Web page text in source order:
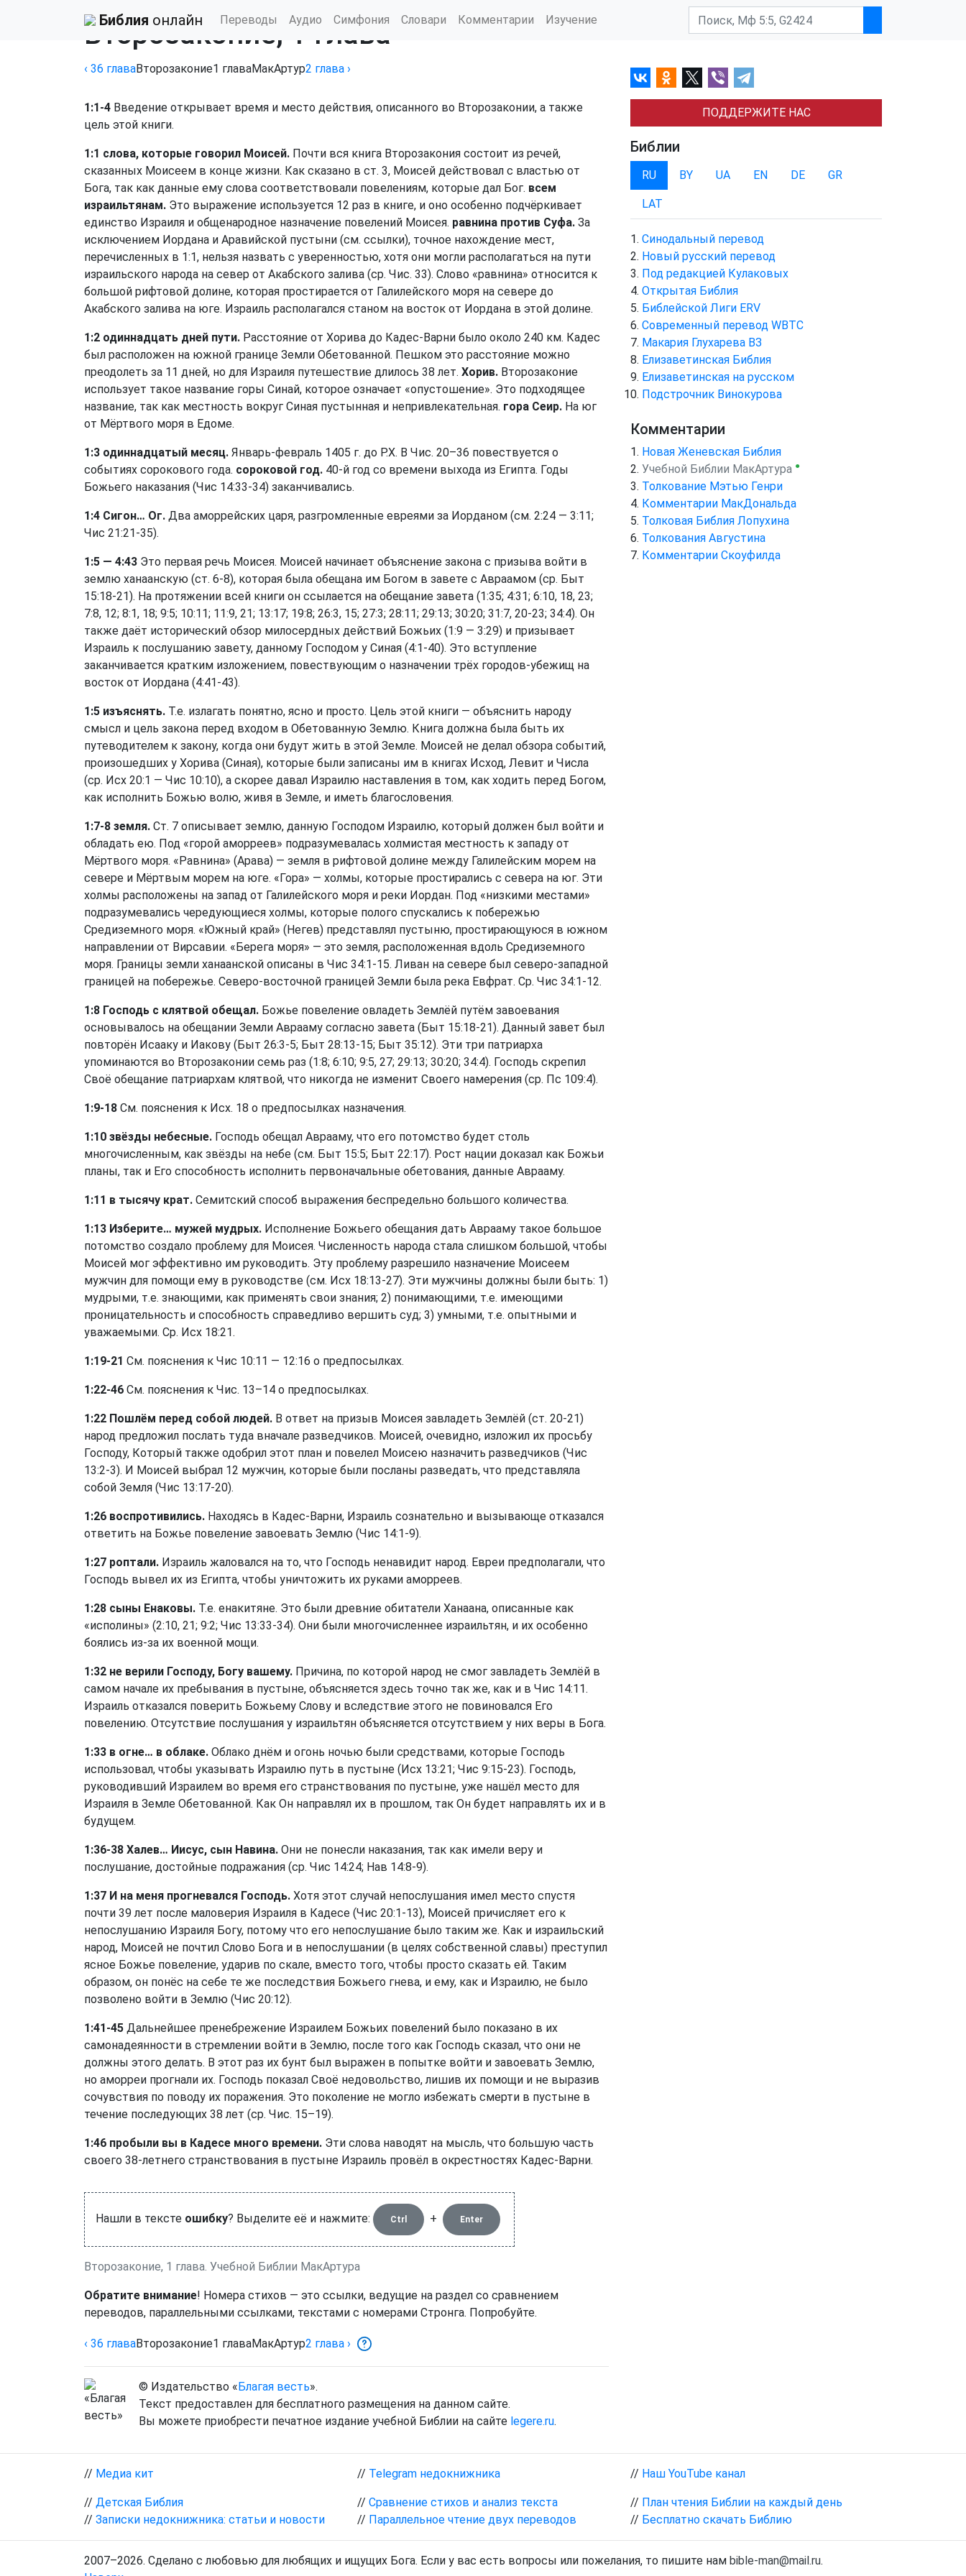
Библия онлайн Переводы Аудио Симфония Словари Комментарии Изучение
Второзаконие, 1 глава
‹ 36 главаВторозаконие1 главаМакАртур2 глава ›
1:1-4 Введение открывает время и место действия, описанного во Второзаконии, а также
цель этой книги.
1:1 слова, которые говорил Моисей. Почти вся книга Второзакония состоит из речей,
сказанных Моисеем в конце жизни. Как сказано в ст. 3, Моисей действовал с властью от
Бога, так как данные ему слова соответствовали повелениям, которые дал Бог. всем
израильтянам. Это выражение используется 12 раз в книге, и оно особенно подчёркивает
единство Израиля и общенародное назначение повелений Моисея. равнина против Суфа. За
исключением Иордана и Аравийской пустыни (см. ссылки), точное нахождение мест,
перечисленных в 1:1, нельзя назвать с уверенностью, хотя они могли располагаться на пути
израильского народа на север от Акабского залива (ср. Чис. 33). Слово «равнина» относится к
большой рифтовой долине, которая простирается от Галилейского моря на севере до
Акабского залива на юге. Израиль располагался станом на восток от Иордана в этой долине.
1:2 одиннадцать дней пути. Расстояние от Хорива до Кадес-Варни было около 240 км. Кадес
был расположен на южной границе Земли Обетованной. Пешком это расстояние можно
преодолеть за 11 дней, но для Израиля путешествие длилось 38 лет. Хорив. Второзаконие
использует такое название горы Синай, которое означает «опустошение». Это подходящее
название, так как местность вокруг Синая пустынная и непривлекательная. гора Сеир. На юг
от Мёртвого моря в Едоме.
1:3 одиннадцатый месяц. Январь-февраль 1405 г. до Р.Х. В Чис. 20–36 повествуется о
событиях сорокового года. сороковой год. 40-й год со времени выхода из Египта. Годы
Божьего наказания (Чис 14:33-34) заканчивались.
1:4 Сигон… Ог. Два аморрейских царя, разгромленные евреями за Иорданом (см. 2:24 — 3:11;
Чис 21:21-35).
1:5 — 4:43 Это первая речь Моисея. Моисей начинает объяснение закона с призыва войти в
землю ханаанскую (ст. 6-8), которая была обещана им Богом в завете с Авраамом (ср. Быт
15:18-21). На протяжении всей книги он ссылается на обещание завета (1:35; 4:31; 6:10, 18, 23;
7:8, 12; 8:1, 18; 9:5; 10:11; 11:9, 21; 13:17; 19:8; 26:3, 15; 27:3; 28:11; 29:13; 30:20; 31:7, 20-23; 34:4). Он
также даёт исторический обзор милосердных действий Божьих (1:9 — 3:29) и призывает
Израиль к послушанию завету, данному Господом у Синая (4:1-40). Это вступление
заканчивается кратким изложением, повествующим о назначении трёх городов-убежищ на
восток от Иордана (4:41-43).
1:5 изъяснять. Т.е. излагать понятно, ясно и просто. Цель этой книги — объяснить народу
смысл и цель закона перед входом в Обетованную Землю. Книга должна была быть их
путеводителем к закону, когда они будут жить в этой Земле. Моисей не делал обзора событий,
произошедших у Хорива (Синая), которые были записаны им в книгах Исход, Левит и Числа
(ср. Исх 20:1 — Чис 10:10), а скорее давал Израилю наставления в том, как ходить перед Богом,
как исполнить Божью волю, живя в Земле, и иметь благословения.
1:7-8 земля. Ст. 7 описывает землю, данную Господом Израилю, который должен был войти и
обладать ею. Под «горой аморреев» подразумевалась холмистая местность к западу от
Мёртвого моря. «Равнина» (Арава) — земля в рифтовой долине между Галилейским морем на
севере и Мёртвым морем на юге. «Гора» — холмы, которые простирались с севера на юг. Эти
холмы расположены на запад от Галилейского моря и реки Иордан. Под «низкими местами»
подразумевались чередующиеся холмы, которые полого спускались к побережью
Средиземного моря. «Южный край» (Негев) представлял пустыню, простирающуюся в южном
направлении от Вирсавии. «Берега моря» — это земля, расположенная вдоль Средиземного
моря. Границы земли ханаанской описаны в Чис 34:1-15. Ливан на севере был северо-западной
границей на побережье. Северо-восточной границей Земли была река Евфрат. Ср. Чис 34:1-12.
1:8 Господь с клятвой обещал. Божье повеление овладеть Землёй путём завоевания
основывалось на обещании Земли Аврааму согласно завета (Быт 15:18-21). Данный завет был
повторён Исааку и Иакову (Быт 26:3-5; Быт 28:13-15; Быт 35:12). Эти три патриарха
упоминаются во Второзаконии семь раз (1:8; 6:10; 9:5, 27; 29:13; 30:20; 34:4). Господь скрепил
Своё обещание патриархам клятвой, что никогда не изменит Своего намерения (ср. Пс 109:4).
1:9-18 См. пояснения к Исх. 18 о предпосылках назначения.
1:10 звёзды небесные. Господь обещал Аврааму, что его потомство будет столь
многочисленным, как звёзды на небе (см. Быт 15:5; Быт 22:17). Рост нации доказал как Божьи
планы, так и Его способность исполнить первоначальные обетования, данные Аврааму.
1:11 в тысячу крат. Семитский способ выражения беспредельно большого количества.
1:13 Изберите… мужей мудрых. Исполнение Божьего обещания дать Аврааму такое большое
потомство создало проблему для Моисея. Численность народа стала слишком большой, чтобы
Моисей мог эффективно им руководить. Эту проблему разрешило назначение Моисеем
мужчин для помощи ему в руководстве (см. Исх 18:13-27). Эти мужчины должны были быть: 1)
мудрыми, т.е. знающими, как применять свои знания; 2) понимающими, т.е. имеющими
проницательность и способность справедливо вершить суд; 3) умными, т.е. опытными и
уважаемыми. Ср. Исх 18:21.
1:19-21 См. пояснения к Чис 10:11 — 12:16 о предпосылках.
1:22-46 См. пояснения к Чис. 13–14 о предпосылках.
1:22 Пошлём перед собой людей. В ответ на призыв Моисея завладеть Землёй (ст. 20-21)
народ предложил послать туда вначале разведчиков. Моисей, очевидно, изложил их просьбу
Господу, Который также одобрил этот план и повелел Моисею назначить разведчиков (Чис
13:2-3). И Моисей выбрал 12 мужчин, которые были посланы разведать, что представляла
собой Земля (Чис 13:17-20).
1:26 воспротивились. Находясь в Кадес-Варни, Израиль сознательно и вызывающе отказался
ответить на Божье повеление завоевать Землю (Чис 14:1-9).
1:27 роптали. Израиль жаловался на то, что Господь ненавидит народ. Евреи предполагали, что
Господь вывел их из Египта, чтобы уничтожить их руками аморреев.
1:28 сыны Енаковы. Т.е. енакитяне. Это были древние обитатели Ханаана, описанные как
«исполины» (2:10, 21; 9:2; Чис 13:33-34). Они были многочисленнее израильтян, и их особенно
боялись из-за их военной мощи.
1:32 не верили Господу, Богу вашему. Причина, по которой народ не смог завладеть Землёй в
самом начале их пребывания в пустыне, объясняется здесь точно так же, как и в Чис 14:11.
Израиль отказался поверить Божьему Слову и вследствие этого не повиновался Его
повелению. Отсутствие послушания у израильтян объясняется отсутствием у них веры в Бога.
1:33 в огне… в облаке. Облако днём и огонь ночью были средствами, которые Господь
использовал, чтобы указывать Израилю путь в пустыне (Исх 13:21; Чис 9:15-23). Господь,
руководивший Израилем во время его странствования по пустыне, уже нашёл место для
Израиля в Земле Обетованной. Как Он направлял их в прошлом, так Он будет направлять их и в
будущем.
1:36-38 Халев… Иисус, сын Навина. Они не понесли наказания, так как имели веру и
послушание, достойные подражания (ср. Чис 14:24; Нав 14:8-9).
1:37 И на меня прогневался Господь. Хотя этот случай непослушания имел место спустя
почти 39 лет после маловерия Израиля в Кадесе (Чис 20:1-13), Моисей причисляет его к
непослушанию Израиля Богу, потому что его непослушание было таким же. Как и израильский
народ, Моисей не почтил Слово Бога и в непослушании (в целях собственной славы) преступил
ясное Божье повеление, ударив по скале, вместо того, чтобы просто сказать ей. Таким
образом, он понёс на себе те же последствия Божьего гнева, и ему, как и Израилю, не было
позволено войти в Землю (Чис 20:12).
1:41-45 Дальнейшее пренебрежение Израилем Божьих повелений было показано в их
самонадеянности в стремлении войти в Землю, после того как Господь сказал, что они не
должны этого делать. В этот раз их бунт был выражен в попытке войти и завоевать Землю,
но аморреи прогнали их. Господь показал Своё недовольство, лишив их помощи и не выразив
сочувствия по поводу их поражения. Это поколение не могло избежать смерти в пустыне в
течение последующих 38 лет (ср. Чис. 15–19).
1:46 пробыли вы в Кадесе много времени. Эти слова наводят на мысль, что большую часть
своего 38-летнего странствования в пустыне Израиль провёл в окрестностях Кадес-Варни.
Нашли в тексте ошибку? Выделите её и нажмите: Ctrl + Enter
Второзаконие, 1 глава. Учебной Библии МакАртура
Обратите внимание! Номера стихов — это ссылки, ведущие на раздел со сравнением
переводов, параллельными ссылками, текстами с номерами Стронга. Попробуйте.
‹ 36 главаВторозаконие1 главаМакАртур2 глава ›
© Издательство «Благая весть».
Текст предоставлен для бесплатного размещения на данном сайте.
Вы можете приобрести печатное издание учебной Библии на сайте legere.ru.
ПОДДЕРЖИТЕ НАС
Библии
RU BY UA EN DE GR
LAT
Синодальный перевод
Новый русский перевод
Под редакцией Кулаковых
Открытая Библия
Библейской Лиги ERV
Cовременный перевод WBTC
Макария Глухарева ВЗ
Елизаветинская Библия
Елизаветинская на русском
Подстрочник Винокурова
Комментарии
Новая Женевская Библия
Учебной Библии МакАртура ●
Толкование Мэтью Генри
Комментарии МакДональда
Толковая Библия Лопухина
Толкования Августина
Комментарии Скоуфилда
// Медиа кит // Telegram недокнижника // Наш YouTube канал
// Детская Библия
// Записки недокнижника: статьи и новости
// Сравнение стихов и анализ текста
// Параллельное чтение двух переводов
// План чтения Библии на каждый день
// Бесплатно скачать Библию
2007–2026. Сделано с любовью для любящих и ищущих Бога. Если у вас есть вопросы или пожелания, то пишите нам bible-man@mail.ru.